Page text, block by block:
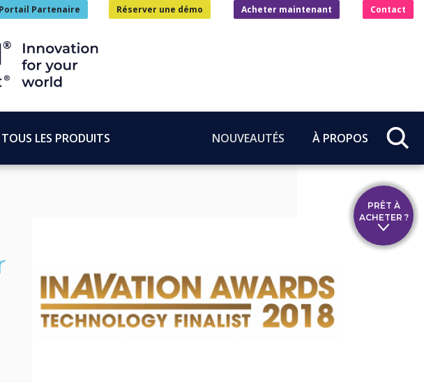
Portail Partenaire Réserver une démo Acheter maintenant Contact
TOUS LES PRODUITS NOUVEAUTÉS À PROPOS
PRÊT À
ACHETER ?